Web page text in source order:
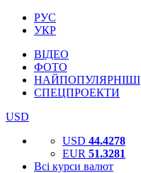
РУС
УКР
ВІДЕО
ФОТО
НАЙПОПУЛЯРНІШІ
СПЕЦПРОЕКТИ
USD
USD 44.4278
EUR 51.3281
Всі курси валют